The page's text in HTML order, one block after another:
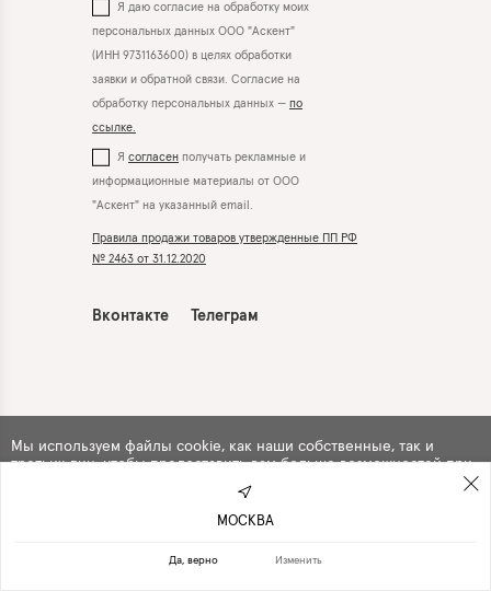
Я даю согласие на обработку моих
персональных данных ООО "Аскент"
(ИНН 9731163600) в целях обработки
заявки и обратной связи. Согласие на
обработку персональных данных — по
ссылке.
Я согласен получать рекламные и
информационные материалы от ООО
"Аскент" на указанный email.
Правила продажи товаров утвержденные ПП РФ
№ 2463 от 31.12.2020
Вконтакте Телеграм
Мы используем файлы cookie, как наши собственные, так и
третьих лиц, чтобы предоставить вам больше возможностей при
использовании сайта. Продолжая навигацию по сайту, вы
с их использованием .
МОСКВА
Да, верно Изменить